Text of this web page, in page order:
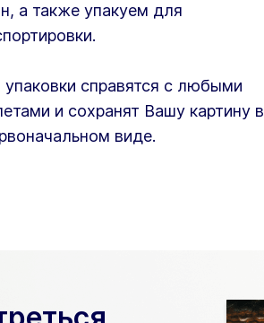
а также упакуем для
справятся с любыми
и сохранят Вашу картину в
виде.